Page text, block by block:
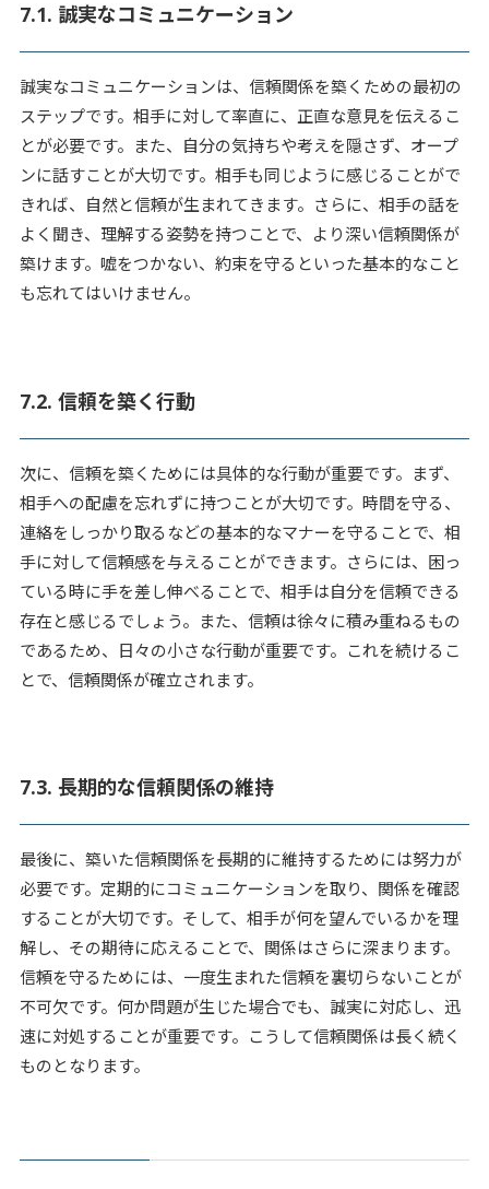
7.1. 誠実なコミュニケーション
誠実なコミュニケーションは、信頼関係を築くための最初の
ステップです。相手に対して率直に、正直な意見を伝えるこ
とが必要です。また、自分の気持ちや考えを隠さず、オープ
ンに話すことが大切です。相手も同じように感じることがで
きれば、自然と信頼が生まれてきます。さらに、相手の話を
よく聞き、理解する姿勢を持つことで、より深い信頼関係が
築けます。嘘をつかない、約束を守るといった基本的なこと
も忘れてはいけません。
7.2. 信頼を築く行動
次に、信頼を築くためには具体的な行動が重要です。まず、
相手への配慮を忘れずに持つことが大切です。時間を守る、
連絡をしっかり取るなどの基本的なマナーを守ることで、相
手に対して信頼感を与えることができます。さらには、困っ
ている時に手を差し伸べることで、相手は自分を信頼できる
存在と感じるでしょう。また、信頼は徐々に積み重ねるもの
であるため、日々の小さな行動が重要です。これを続けるこ
とで、信頼関係が確立されます。
7.3. 長期的な信頼関係の維持
最後に、築いた信頼関係を長期的に維持するためには努力が
必要です。定期的にコミュニケーションを取り、関係を確認
することが大切です。そして、相手が何を望んでいるかを理
解し、その期待に応えることで、関係はさらに深まります。
信頼を守るためには、一度生まれた信頼を裏切らないことが
不可欠です。何か問題が生じた場合でも、誠実に対応し、迅
速に対処することが重要です。こうして信頼関係は長く続く
ものとなります。